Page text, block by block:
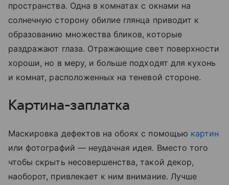
пространства. Одна в комнатах с окнами на
солнечную сторону обилие глянца приводит к
образованию множества бликов, которые
раздражают глаза. Отражающие свет поверхности
хороши, но в меру, и больше подходят для кухонь
и комнат, расположенных на теневой стороне.
Картина-заплатка
Маскировка дефектов на обоях с помощью картин
или фотографий — неудачная идея. Вместо того
чтобы скрыть несовершенства, такой декор,
наоборот, привлекает к ним внимание. Лучше